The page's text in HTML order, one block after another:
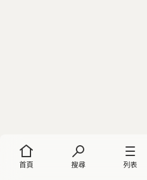
首頁 搜尋 列表